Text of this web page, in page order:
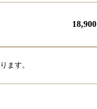
18,900
ます。